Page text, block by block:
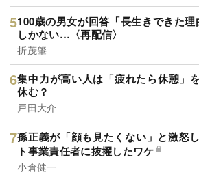
100歳の男女が回答「長生きできた
しかない…〈再配信〉
折茂肇
集中力が高い人は「疲れたら休憩」
休む？
戸田大介
孫正義が「顔も見たくない」と激怒
ト事業責任者に抜擢したワケ
小倉健一